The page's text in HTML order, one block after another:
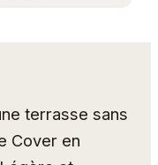
terrasse sans
Cover en